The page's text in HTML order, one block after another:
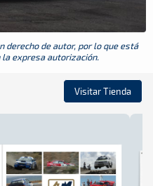
de autor, por lo que está
expresa autorización.
Visitar Tienda